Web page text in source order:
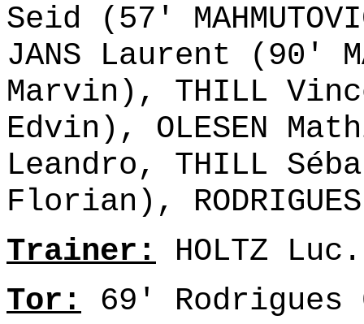
Seid (57'
JANS Laurent (90'
Marvin), THILL
Edvin), OLESEN
Leandro, THILL
Florian),
Trainer: HOLTZ Luc.
Tor: 69'